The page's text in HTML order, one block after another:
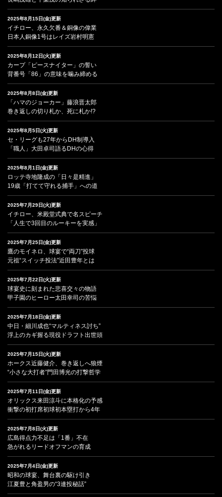
2025年8月15日(金)更新
イチロー、永久欠番＆銅像の偉業
日本人銅像1号はレイズ岩村明憲
2025年8月12日(火)更新
カープ「ピースナイター」の誓い
背番号「86」の意味を噛み締める
2025年8月8日(金)更新
「ハマのジョーカー」藤浪晋太郎
巻き返しの切り札か、死に札か!?
2025年8月5日(火)更新
セ・リーグも27年からDH制導入
「職人」大田卓司語るDHの心得
2025年8月1日(金)更新
ロッテ寺地隆成の「日々是精進」
19歳「打てて守れる捕手」への道
2025年7月29日(火)更新
イチロー、米殿堂式典で名スピーチ
「人生で3回目のルーキーを実感」
2025年7月25日(金)更新
鷹のモイネロ、球宴で“両刀”投球
元祖“スイッチ投法”近田豊年とは
2025年7月22日(火)更新
球宴史に刻まれた悲喜交々の物語
甲子園のヒーロー太田幸司の苦悩
2025年7月18日(金)更新
中日・細川成也“マルティネス討ち”
浮上のカギ握る現役ドラフト出世頭
2025年7月15日(火)更新
ホークス近藤健介、巻き返しへ狼煙
“小さな大打者”門田博光の打撃哲学
2025年7月11日(金)更新
オリックス来田涼斗に本格化の予感
衝撃の初打席初球初本塁打から4年
2025年7月8日(火)更新
広島得点力不足は「1番」不在
急がれるリードオフマンの育成
2025年7月4日(金)更新
昭和の球宴、舞台裏の駆け引き
江夏豊と角盈男の“3連投秘話”